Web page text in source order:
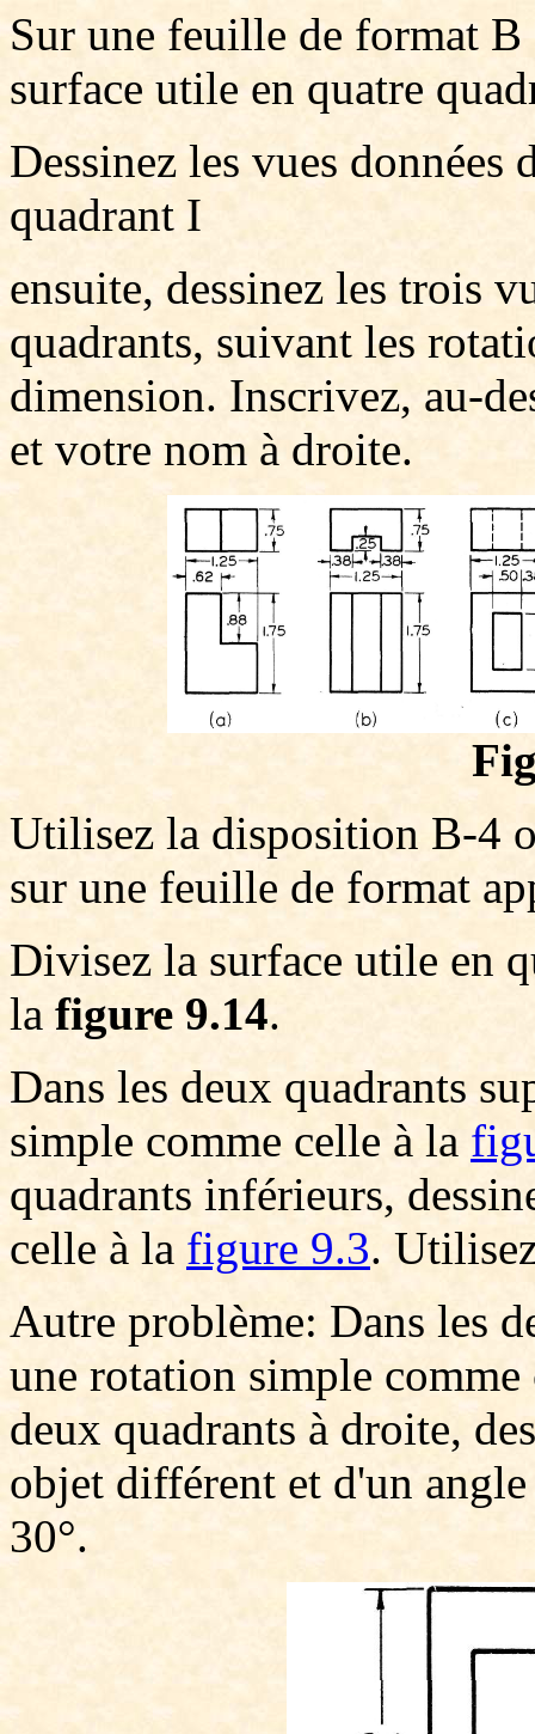
Sur une feuille de format
surface utile en quatre
Dessinez les vues données
quadrant I
ensuite, dessinez les trois
quadrants, suivant les
dimension. Inscrivez, au-
et votre nom à droite.
Utilisez la disposition B-4
sur une feuille de format
Divisez la surface utile en
la figure 9.14.
Dans les deux quadrants
simple comme celle à la
quadrants inférieurs,
celle à la figure 9.3.
Autre problème: Dans les
une rotation simple
deux quadrants à droite,
objet différent et d'un
30°.